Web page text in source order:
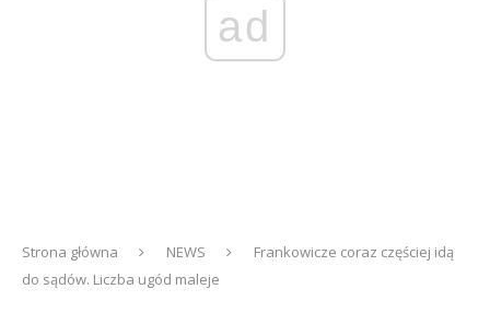
ad
Strona główna NEWS
Frankowicze coraz częściej idą
do sądów. Liczba ugód maleje